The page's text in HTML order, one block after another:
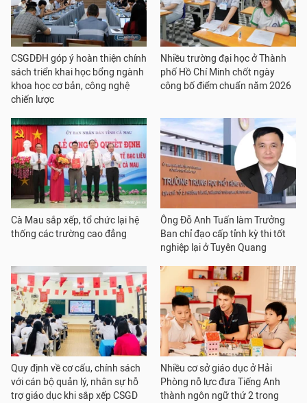
CSGDĐH góp ý hoàn thiện chính
sách triển khai học bổng ngành
khoa học cơ bản, công nghệ
chiến lược
Nhiều trường đại học ở Thành
phố Hồ Chí Minh chốt ngày
công bố điểm chuẩn năm 2026
Cà Mau sắp xếp, tổ chức lại hệ
thống các trường cao đẳng
Ông Đỗ Anh Tuấn làm Trưởng
Ban chỉ đạo cấp tỉnh kỳ thi tốt
nghiệp lại ở Tuyên Quang
Quy định về cơ cấu, chính sách
với cán bộ quản lý, nhân sự hỗ
trợ giáo dục khi sắp xếp CSGD
Nhiều cơ sở giáo dục ở Hải
Phòng nỗ lực đưa Tiếng Anh
thành ngôn ngữ thứ 2 trong